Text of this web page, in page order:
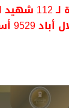
جنازة جماعية
أسرة